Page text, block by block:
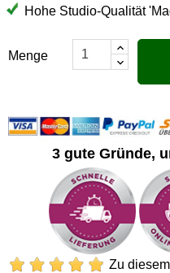
Hohe Studio-Qualität
Menge
3 gute Gründe,
Zu